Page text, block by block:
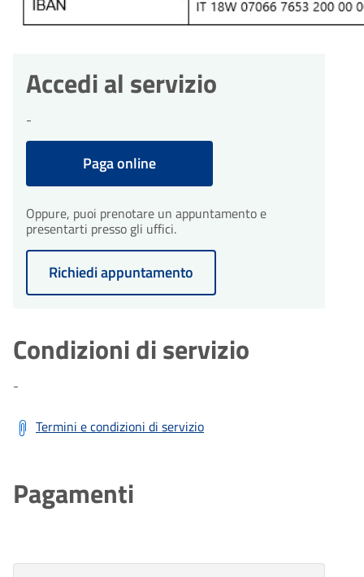
Accedi al servizio
-
Paga online
Oppure, puoi prenotare un appuntamento e
presentarti presso gli uffici.
Richiedi appuntamento
Condizioni di servizio
-
Termini e condizioni di servizio
Pagamenti